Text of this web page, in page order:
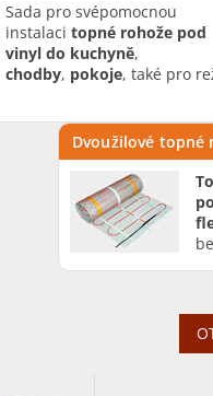
Sada pro svépomocnou
instalaci topné rohože pod
vinyl do kuchyně,
chodby, pokoje, také pro
Dvoužilové topné